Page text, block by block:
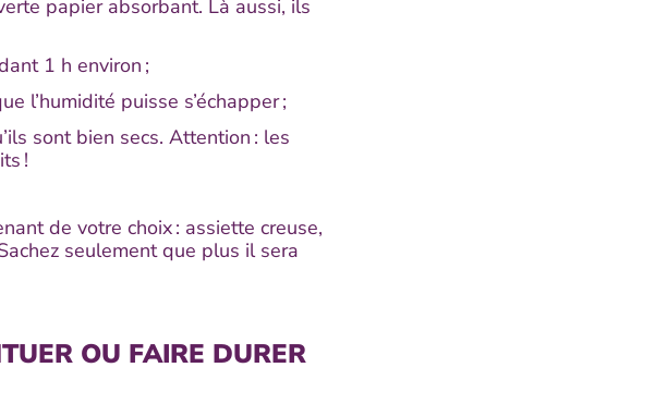
papier absorbant. Là aussi, ils
1 h environ ;
l’humidité puisse s’échapper ;
sont bien secs. Attention : les
!
de votre choix : assiette creuse,
seulement que plus il sera
OU FAIRE DURER